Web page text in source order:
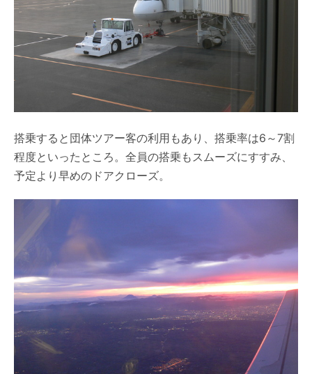
搭乗すると団体ツアー客の利用もあり、搭乗率は6～7割
程度といったところ。全員の搭乗もスムーズにすすみ、
予定より早めのドアクローズ。